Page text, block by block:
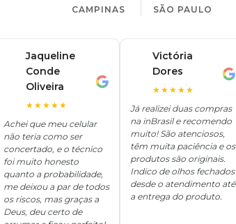
CAMPINAS SÃO PAULO
Jaqueline
Conde
Oliveira
★★★★★
Achei que meu celular
não teria como ser
concertado, e o técnico
foi muito honesto
quanto a probabilidade,
me deixou a par de todos
os riscos, mas graças a
Deus, deu certo de
Victória
Dores
★★★★★
Já realizei duas compras
na inBrasil e recomendo
muito! São atenciosos,
têm muita paciência e os
produtos são originais.
Indico de olhos fechados
desde o atendimento até
a entrega do produto.